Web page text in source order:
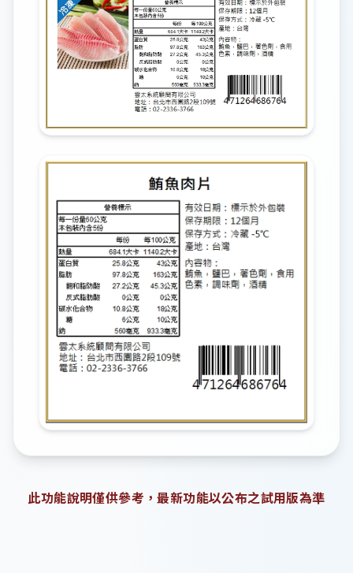
此功能說明僅供參考，最新功能以公布之試用版為準